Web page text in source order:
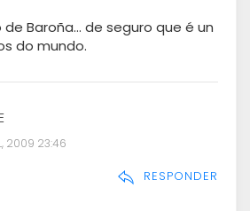
Baroña... de seguro que é un
do mundo.
2009 23:46
RESPONDER